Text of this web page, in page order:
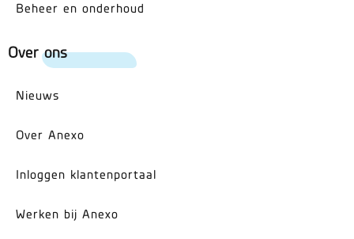
Beheer en onderhoud
Over ons
Nieuws
Over Anexo
Inloggen klantenportaal
Werken bij Anexo